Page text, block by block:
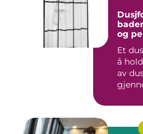
og
Et
å
av